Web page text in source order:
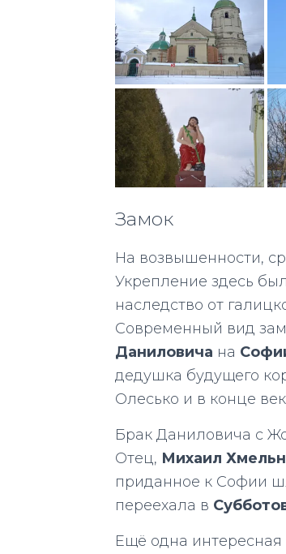
Замок
На возвышенности,
Укрепление здесь
наследство от
Современный вид
Даниловича на
дедушка будущего
Олесько и в конце
Брак Даниловича с
Отец, Михаил
приданное к Софии
переехала в
Ещё одна интересная